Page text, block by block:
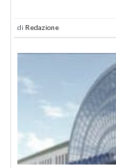
di Redazione